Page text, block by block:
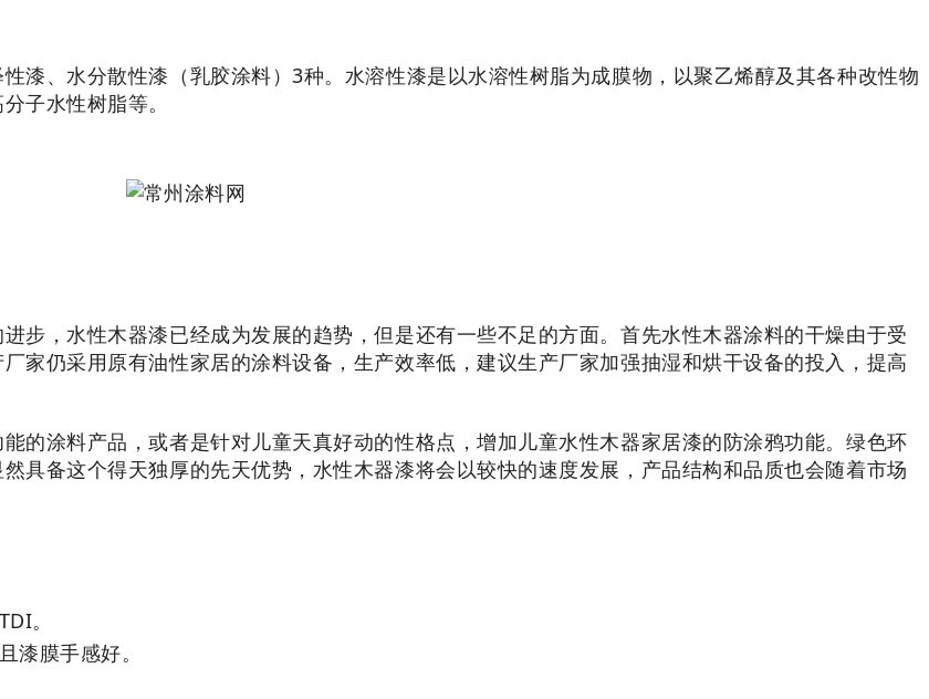
漆、水分散性漆（乳胶涂料）3种。水溶性漆是以水溶性树脂为成膜物，以聚乙烯醇及其各种改性物
子水性树脂等。
步，水性木器漆已经成为发展的趋势，但是还有一些不足的方面。首先水性木器涂料的干燥由于受
家仍采用原有油性家居的涂料设备，生产效率低，建议生产厂家加强抽湿和烘干设备的投入，提高
的涂料产品，或者是针对儿童天真好动的性格点，增加儿童水性木器家居漆的防涂鸦功能。绿色环
具备这个得天独厚的先天优势，水性木器漆将会以较快的速度发展，产品结构和品质也会随着市场
。
漆膜手感好。